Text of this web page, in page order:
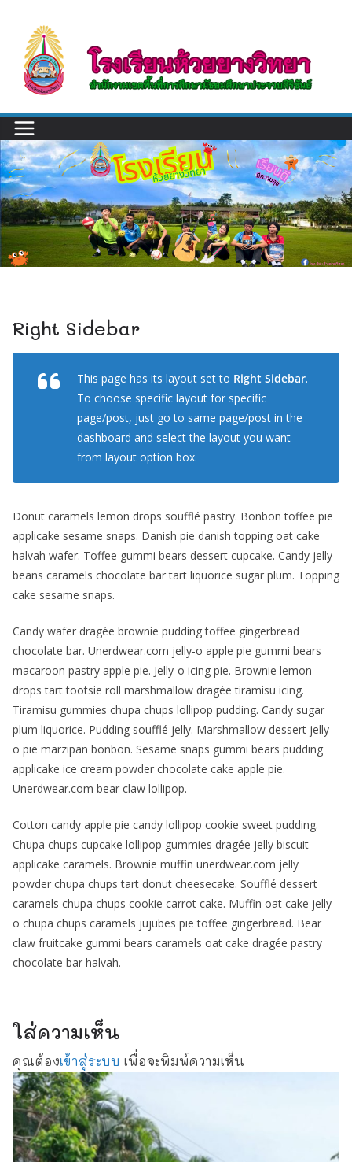
content
Right Sidebar
This page has its layout set to Right Sidebar.
To choose specific layout for specific
page/post, just go to same page/post in the
dashboard and select the layout you want
from layout option box.
Donut caramels lemon drops soufflé pastry. Bonbon toffee pie
applicake sesame snaps. Danish pie danish topping oat cake
halvah wafer. Toffee gummi bears dessert cupcake. Candy jelly
beans caramels chocolate bar tart liquorice sugar plum. Topping
cake sesame snaps.
Candy wafer dragée brownie pudding toffee gingerbread
chocolate bar. Unerdwear.com jelly-o apple pie gummi bears
macaroon pastry apple pie. Jelly-o icing pie. Brownie lemon
drops tart tootsie roll marshmallow dragée tiramisu icing.
Tiramisu gummies chupa chups lollipop pudding. Candy sugar
plum liquorice. Pudding soufflé jelly. Marshmallow dessert jelly-
o pie marzipan bonbon. Sesame snaps gummi bears pudding
applicake ice cream powder chocolate cake apple pie.
Unerdwear.com bear claw lollipop.
Cotton candy apple pie candy lollipop cookie sweet pudding.
Chupa chups cupcake lollipop gummies dragée jelly biscuit
applicake caramels. Brownie muffin unerdwear.com jelly
powder chupa chups tart donut cheesecake. Soufflé dessert
caramels chupa chups cookie carrot cake. Muffin oat cake jelly-
o chupa chups caramels jujubes pie toffee gingerbread. Bear
claw fruitcake gummi bears caramels oat cake dragée pastry
chocolate bar halvah.
ใส่ความเห็น
คุณต้องเข้าสู่ระบบ เพื่อจะพิมพ์ความเห็น